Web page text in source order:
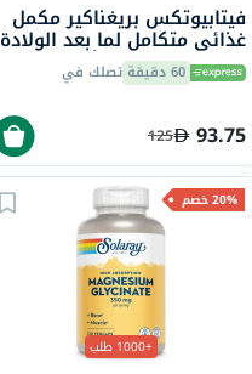
فيتابيوتكس بريغناكير مكمل
غذائي متكامل لما بعد الولادة
حزمة مزدوجة من أقراص
الفيتامينات والمعادن لما بعد
أوميغا 3
60 دقيقة تصلك في
93.75
125
20% خصم
+1000 طلب